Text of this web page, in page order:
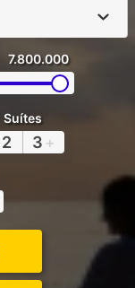
7.800.000
Suítes
2 3 +